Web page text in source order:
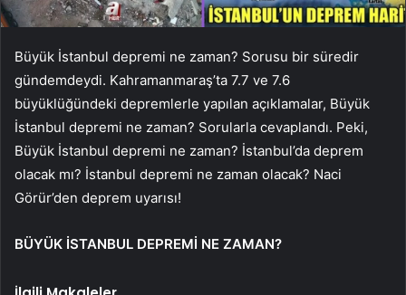
Büyük İstanbul depremi ne zaman? Sorusu bir süredir
gündemdeydi. Kahramanmaraş’ta 7.7 ve 7.6
büyüklüğündeki depremlerle yapılan açıklamalar, Büyük
İstanbul depremi ne zaman? Sorularla cevaplandı. Peki,
Büyük İstanbul depremi ne zaman? İstanbul’da deprem
olacak mı? İstanbul depremi ne zaman olacak? Naci
Görür’den deprem uyarısı!
BÜYÜK İSTANBUL DEPREMİ NE ZAMAN?